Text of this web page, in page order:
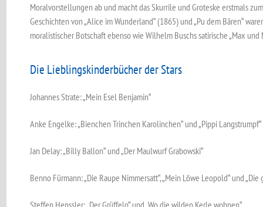
Moralvorstellungen ab und macht das Skurrile und Groteske erstmals
Geschichten von „Alice im Wunderland“ (1865) und „Pu dem Bären“
moralistischer Botschaft ebenso wie Wilhelm Buschs satirische „Max und
Die Lieblingskinderbücher der Stars
Johannes Strate: „Mein Esel Benjamin“
Anke Engelke: „Bienchen Trinchen Karolinchen“ und „Pippi Langstrumpf“
Jan Delay: „Billy Ballon“ und „Der Maulwurf Grabowski“
Benno Fürmann: „Die Raupe Nimmersatt“, „Mein Löwe Leopold“ und „Die
Steffen Henssler: „Der Grüffelo“ und „Wo die wilden Kerle wohnen“